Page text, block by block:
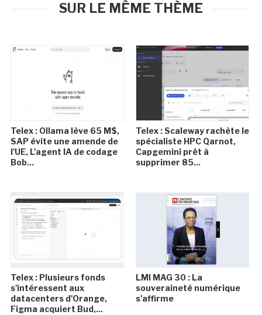
SUR LE MÊME THÈME
Telex : Ollama lève 65 M$,
SAP évite une amende de
l'UE, L'agent IA de codage
Bob...
Telex : Scaleway rachète le
spécialiste HPC Qarnot,
Capgemini prêt à
supprimer 85...
Telex : Plusieurs fonds
s'intéressent aux
datacenters d'Orange,
Figma acquiert Bud,...
LMI MAG 30 : La
souveraineté numérique
s'affirme